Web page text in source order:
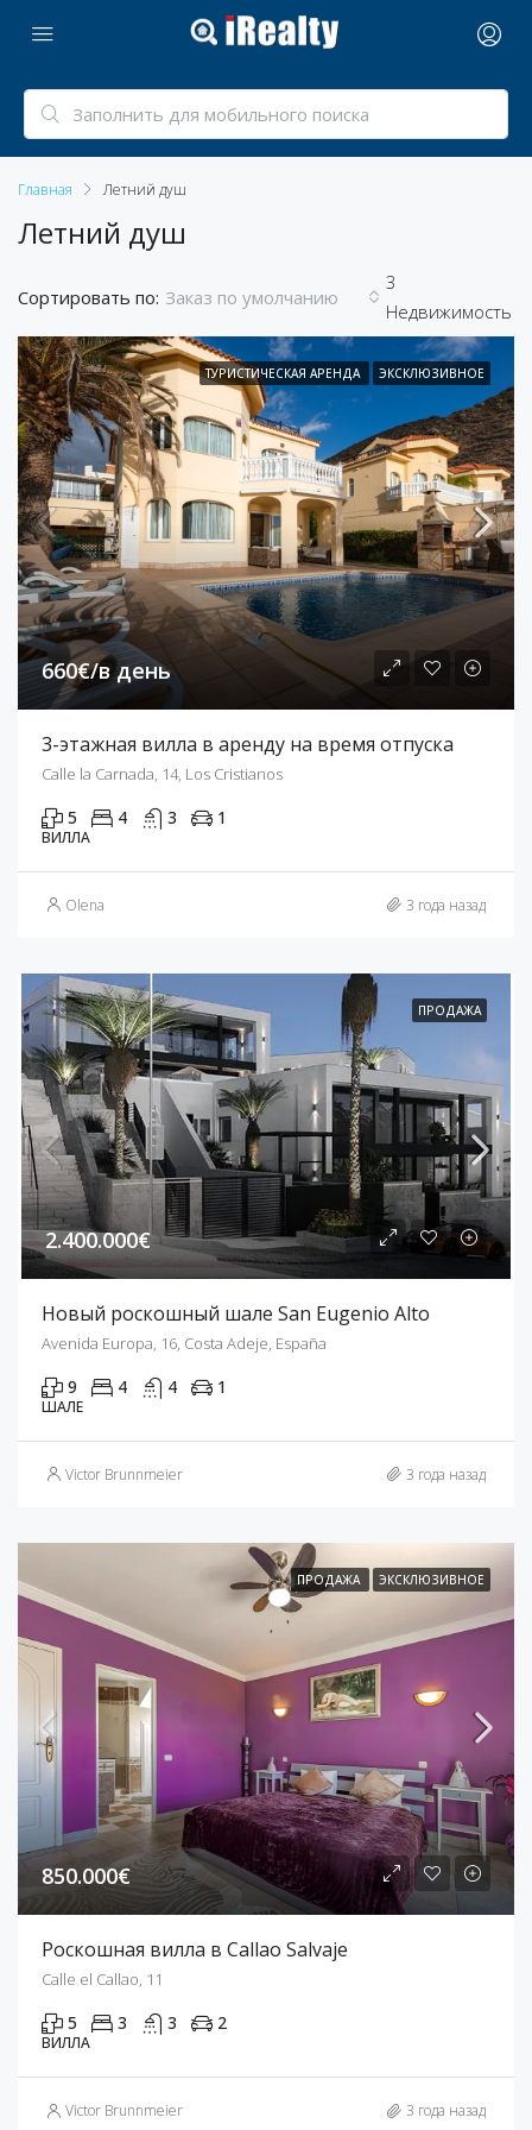
Главная Летний душ
Летний душ
3
Недвижимость
Сортировать по: Заказ по умолчанию
ТУРИСТИЧЕСКАЯ АРЕНДА ЭКСКЛЮЗИВНОЕ
660€/в день
3-этажная вилла в аренду на время отпуска
Calle la Carnada, 14, Los Cristianos
5 4 3 1
ВИЛЛА
Olena 3 года назад
ПРОДАЖА
2.400.000€
Новый роскошный шале San Eugenio Alto
Avenida Europa, 16, Costa Adeje, España
9 4 4 1
ШАЛЕ
Victor Brunnmeier 3 года назад
ПРОДАЖА ЭКСКЛЮЗИВНОЕ
850.000€
Роскошная вилла в Callao Salvaje
Calle el Callao, 11
5 3 3 2
ВИЛЛА
Victor Brunnmeier 3 года назад